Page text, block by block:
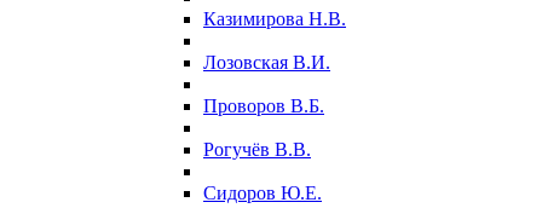
Казимирова Н.В.
Лозовская В.И.
Проворов В.Б.
Рогучёв В.В.
Сидоров Ю.Е.